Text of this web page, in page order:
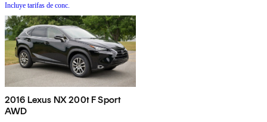
Incluye tarifas de conc.
2016 Lexus NX 200t F Sport
AWD